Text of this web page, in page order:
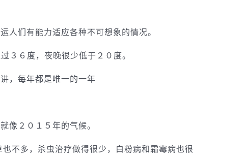
人们有能力适应各种不可想象的情况。
３６度，夜晚很少低于２０度。
，每年都是唯一的一年
像２０１５年的气候。
不多，杀虫治疗做得很少，白粉病和霜霉病也很